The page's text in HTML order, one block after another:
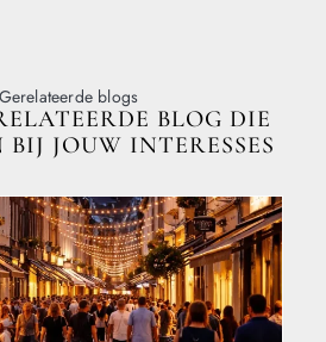
Gerelateerde blogs
BLOG DIE
JOUW INTERESSES